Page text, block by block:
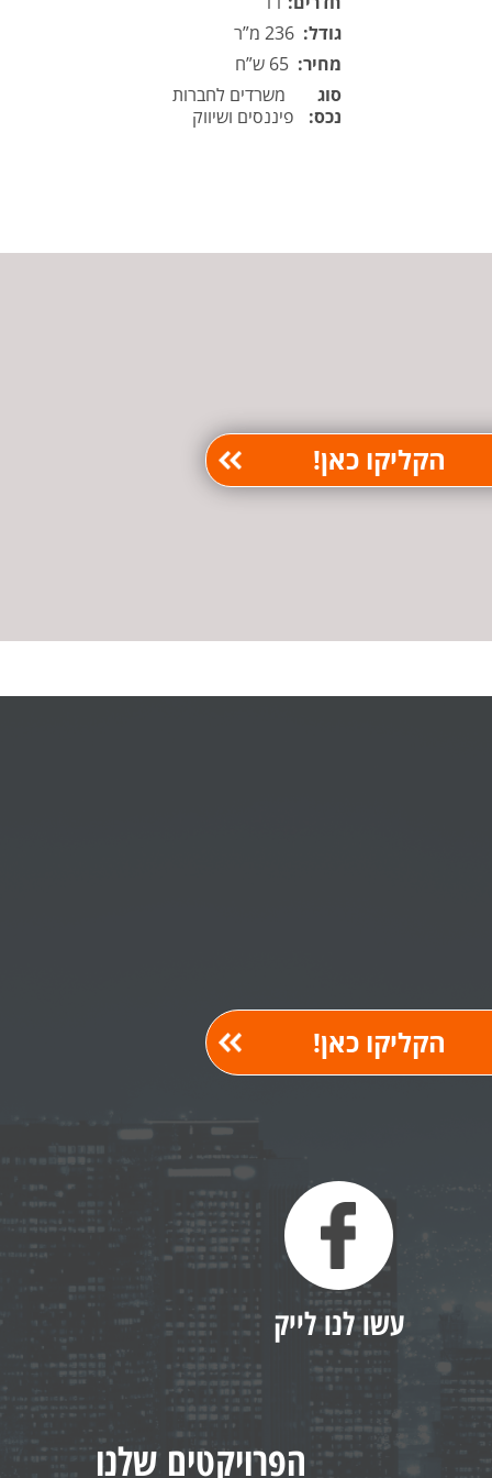
גודל:
מחיר:
סוג
נכס:
משרדים לחברות
פיננסים ושיווק
עשו לנו לייק
הפרויקטים שלנו